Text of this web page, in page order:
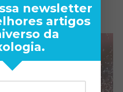
newsletter
artigos
da